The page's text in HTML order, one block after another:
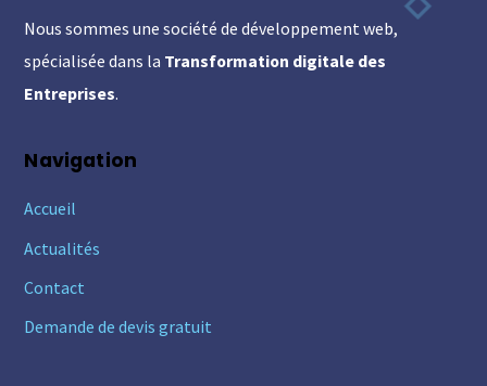
Top
Nous sommes une société de développement web,
spécialisée dans la Transformation digitale des
Entreprises.
Navigation
Accueil
Actualités
Contact
Demande de devis gratuit